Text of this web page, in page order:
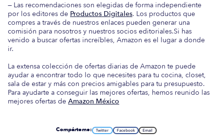
— Las recomendaciones son elegidas de forma independiente
por los editores de Productos Digitales. Los productos que
compres a través de nuestros enlaces pueden generar una
comisión para nosotros y nuestros socios editoriales.Si has
venido a buscar ofertas increíbles, Amazon es el lugar a donde
ir.
La extensa colección de ofertas diarias de Amazon te puede
ayudar a encontrar todo lo que necesites para tu cocina, closet,
sala de estar y más con precios amigables para tu presupuesto.
Para ayudarte a conseguir las mejores ofertas, hemos reunido las
mejores ofertas de Amazon México
Compárteme: Twitter Facebook Email